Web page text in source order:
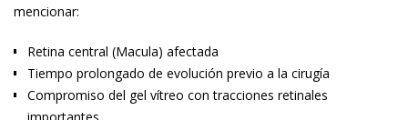
mencionar:
Retina central (Macula) afectada
Tiempo prolongado de evolución previo a la cirugía
Compromiso del gel vítreo con tracciones retinales